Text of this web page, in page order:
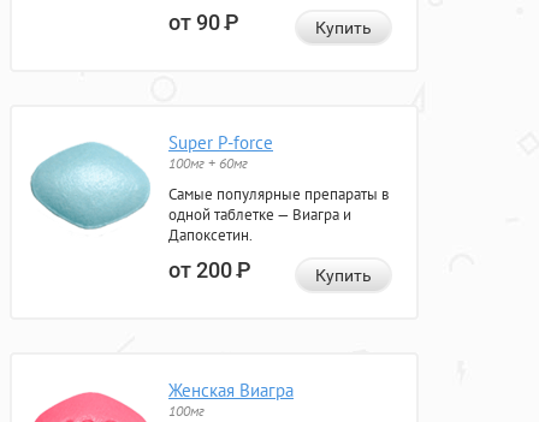
от 90Р Купить
Super P-force
100мг + 60мг
Самые популярные препараты в
одной таблетке — Виагра и
Дапоксетин.
от 200Р Купить
Женская Виагра
100мг